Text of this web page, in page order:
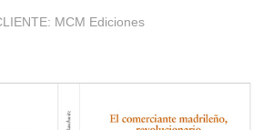
MCM Ediciones